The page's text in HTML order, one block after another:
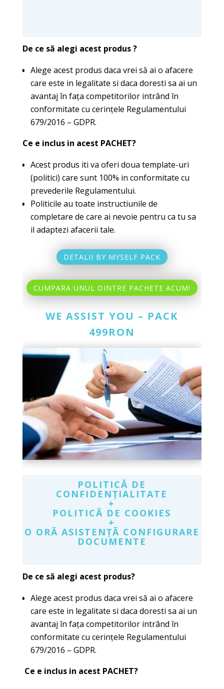
De ce să alegi acest produs ?
Alege acest produs daca vrei să ai o afacere
care este in legalitate si daca doresti sa ai un
avantaj în fața competitorilor intrând în
conformitate cu cerințele Regulamentului
679/2016 – GDPR.
Ce e inclusin acest PACHET?
Acest produs iti va oferi doua template-uri
(politici) care sunt 100% in conformitate cu
prevederile Regulamentului.
Politicile au toate instructiunile de
completare de care ai nevoie pentru ca tu sa
il adaptezi afacerii tale.
DETALII BY MYSELF PACK
CUMPARA UNUL DINTRE PACHETE ACUM!
WE ASSIST YOU – PACK
499RON
POLITICĂ DE
CONFIDENȚIALITATE
+
POLITICĂ DE COOKIES
+
O ORĂ ASISTENȚĂ CONFIGURARE
DOCUMENTE
De ce să alegi acest produs?
Alege acest produs daca vrei să ai o afacere
care este in legalitate si daca doresti sa ai un
avantaj în fața competitorilor intrând în
conformitate cu cerințele Regulamentului
679/2016 – GDPR.
Ce e inclus in acest PACHET?